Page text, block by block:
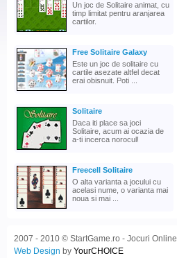
Un joc de Solitaire animat, cu
timp limitat pentru aranjarea
cartilor.
Free Solitaire Galaxy
Este un joc de solitaire cu
cartile asezate altfel decat
erai obisnuit. Poti ...
Solitaire
Daca iti place sa joci
Solitaire, acum ai ocazia de
a-ti incerca norocul!
Freecell Solitaire
O alta varianta a jocului cu
acelasi nume, o varianta mai
noua si mai ...
2007 - 2010 © StartGame.ro - Jocuri Online
Web Design by YourCHOICE